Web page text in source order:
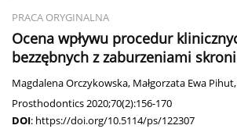
PRACA ORYGINALNA
Ocena wpływu procedur
bezzębnych z zaburzeniami
Magdalena Orczykowska, Małgorzata Ewa Pihut,
Prosthodontics 2020;70(2):156-170
DOI: https://doi.org/10.5114/ps/122307